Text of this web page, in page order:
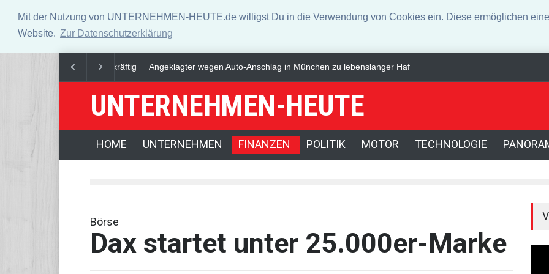
Mit der Nutzung von UNTERNEHMEN-HEUTE.de willigst Du in die Verwendung von Cookies ein. Diese ermöglichen
Website. Zur Datenschutzerklärung
Angeklagter wegen Auto-Anschlag in München zu lebenslanger Haft verurteilt Regierung will bei
UNTERNEHMEN-HEUTE
HOME UNTERNEHMEN FINANZEN POLITIK MOTOR TECHNOLOGIE
Börse
Dax startet unter 25.000er-Marke